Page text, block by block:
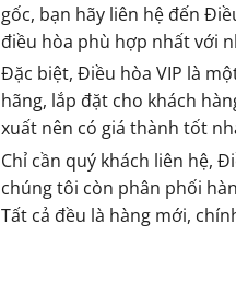
gốc, bạn hãy liên hệ đến
điều hòa phù hợp nhất với
Đặc biệt, Điều hòa VIP là
hãng, lắp đặt cho khách
xuất nên có giá thành tốt
Chỉ cần quý khách liên hệ,
chúng tôi còn phân phối
Tất cả đều là hàng mới,